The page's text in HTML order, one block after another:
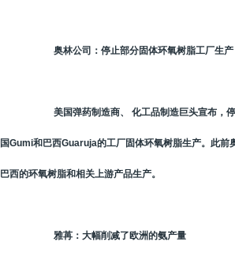
奥林公司：停止部分固体环氧树脂工厂生产
美国弹药制造商、 化工品制造巨头宣布，
国Gumi和巴西Guaruja的工厂固体环氧树脂生产。此前
巴西的环氧树脂和相关上游产品生产。
雅苒：大幅削减了欧洲的氨产量